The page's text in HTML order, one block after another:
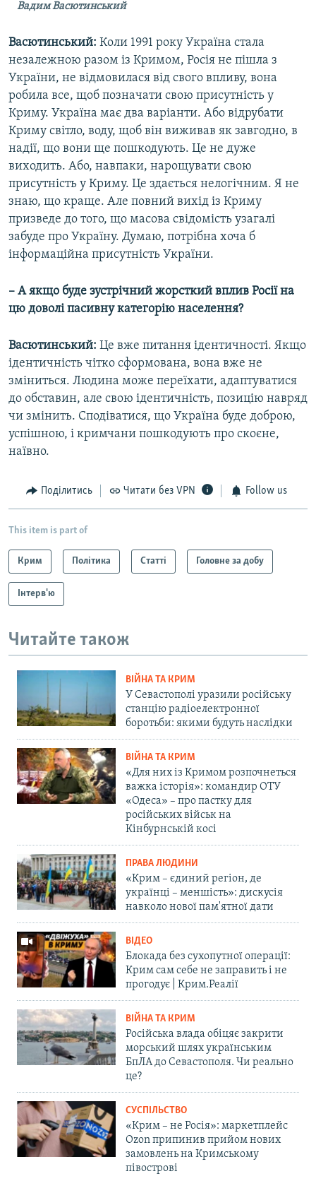
Вадим Васютинський
Васютинський: Коли 1991 року Україна стала
незалежною разом із Кримом, Росія не пішла з
України, не відмовилася від свого впливу, вона
робила все, щоб позначати свою присутність у
Криму. Україна має два варіанти. Або відрубати
Криму світло, воду, щоб він виживав як завгодно, в
надії, що вони ще пошкодують. Це не дуже
виходить. Або, навпаки, нарощувати свою
присутність у Криму. Це здається нелогічним. Я не
знаю, що краще. Але повний вихід із Криму
призведе до того, що масова свідомість узагалі
забуде про Україну. Думаю, потрібна хоча б
інформаційна присутність України.
– А якщо буде зустрічний жорсткий вплив Росії на
цю доволі пасивну категорію населення?
Васютинський: Це вже питання ідентичності. Якщо
ідентичність чітко сформована, вона вже не
зміниться. Людина може переїхати, адаптуватися
до обставин, але свою ідентичність, позицію навряд
чи змінить. Сподіватися, що Україна буде доброю,
успішною, і кримчани пошкодують про скоєне,
наївно.
Поділитись Читати без VPN Follow us
This item is part of
Крим Політика Статті Головне за добу
Інтерв'ю
Читайте також
ВІЙНА ТА КРИМ
У Севастополі уразили російську
станцію радіоелектронної
боротьби: якими будуть наслідки
ВІЙНА ТА КРИМ
«Для них із Кримом розпочнеться
важка історія»: командир ОТУ
«Одеса» – про пастку для
російських військ на
Кінбурнській косі
ПРАВА ЛЮДИНИ
«Крим – єдиний регіон, де
українці – меншість»: дискусія
навколо нової пам'ятної дати
ВІДЕО
Блокада без сухопутної операції:
Крим сам себе не заправить і не
прогодує | Крим.Реалії
ВІЙНА ТА КРИМ
Російська влада обіцяє закрити
морський шлях українським
БпЛА до Севастополя. Чи реально
це?
СУСПІЛЬСТВО
«Крим – не Росія»: маркетплейс
Ozon припинив прийом нових
замовлень на Кримському
півострові